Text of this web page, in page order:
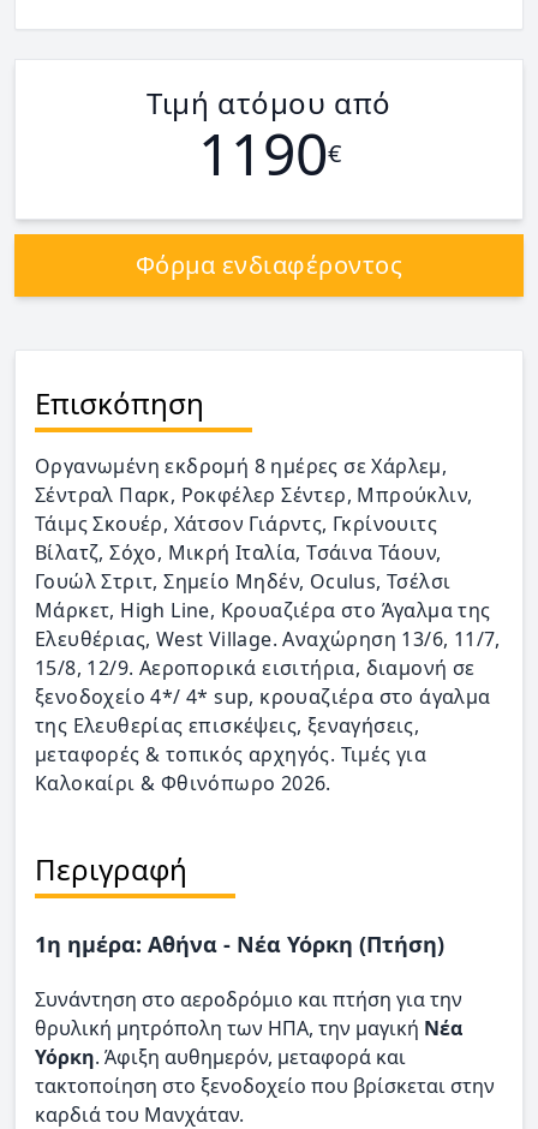
Τιμή ατόμου από
1190€
Φόρμα ενδιαφέροντος
Επισκόπηση
Οργανωμένη εκδρομή 8 ημέρες σε Χάρλεμ,
Σέντραλ Παρκ, Ροκφέλερ Σέντερ, Μπρούκλιν,
Τάιμς Σκουέρ, Χάτσον Γιάρντς, Γκρίνουιτς
Βίλατζ, Σόχο, Μικρή Ιταλία, Τσάινα Τάουν,
Γουώλ Στριτ, Σημείο Μηδέν, Oculus, Τσέλσι
Μάρκετ, High Line, Κρουαζιέρα στο Άγαλμα της
Ελευθέριας, West Village. Αναχώρηση 13/6, 11/7,
15/8, 12/9. Αεροπορικά εισιτήρια, διαμονή σε
ξενοδοχείο 4*/ 4* sup, κρουαζιέρα στο άγαλμα
της Ελευθερίας επισκέψεις, ξεναγήσεις,
μεταφορές & τοπικός αρχηγός. Τιμές για
Καλοκαίρι & Φθινόπωρο 2026.
Περιγραφή
1η ημέρα: Αθήνα - Νέα Υόρκη (Πτήση)
Συνάντηση στο αεροδρόμιο και πτήση για την
θρυλική μητρόπολη των ΗΠΑ, την μαγική Νέα
Υόρκη. Άφιξη αυθημερόν, μεταφορά και
τακτοποίηση στο ξενοδοχείο που βρίσκεται στην
καρδιά του Μανχάταν.